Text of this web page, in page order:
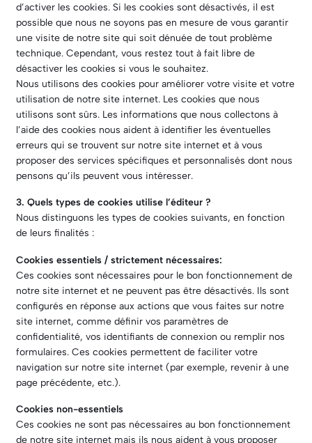
d’activer les cookies. Si les cookies sont désactivés, il est
possible que nous ne soyons pas en mesure de vous garantir
une visite de notre site qui soit dénuée de tout problème
technique. Cependant, vous restez tout à fait libre de
désactiver les cookies si vous le souhaitez.
Nous utilisons des cookies pour améliorer votre visite et votre
utilisation de notre site internet. Les cookies que nous
utilisons sont sûrs. Les informations que nous collectons à
l’aide des cookies nous aident à identifier les éventuelles
erreurs qui se trouvent sur notre site internet et à vous
proposer des services spécifiques et personnalisés dont nous
pensons qu’ils peuvent vous intéresser.
3. Quels types de cookies utilise l’éditeur ?
Nous distinguons les types de cookies suivants, en fonction
de leurs finalités :
Cookies essentiels / strictement nécessaires:
Ces cookies sont nécessaires pour le bon fonctionnement de
notre site internet et ne peuvent pas être désactivés. Ils sont
configurés en réponse aux actions que vous faites sur notre
site internet, comme définir vos paramètres de
confidentialité, vos identifiants de connexion ou remplir nos
formulaires. Ces cookies permettent de faciliter votre
navigation sur notre site internet (par exemple, revenir à une
page précédente, etc.).
Cookies non-essentiels
Ces cookies ne sont pas nécessaires au bon fonctionnement
de notre site internet mais ils nous aident à vous proposer